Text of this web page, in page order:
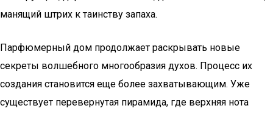
манящий штрих к таинству запаха.
Парфюмерный дом продолжает раскрывать новые
секреты волшебного многообразия духов. Процесс их
создания становится еще более захватывающим. Уже
существует перевернутая пирамида, где верхняя нота